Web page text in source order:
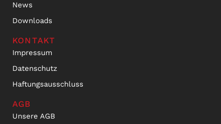
News
Downloads
KONTAKT
Impressum
Datenschutz
Haftungsausschluss
AGB
Unsere AGB